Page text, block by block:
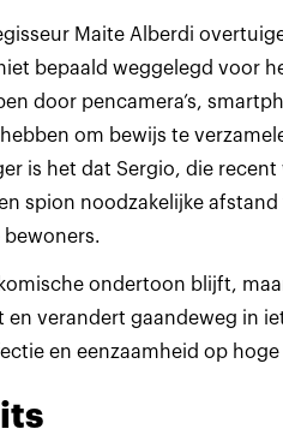
Maite Alberdi
bepaald weggelegd voor
door pencamera’s,
om bewijs te
is het dat Sergio, die
spion noodzakelijke
ondertoon blijft,
en verandert gaandeweg in
en eenzaamheid op